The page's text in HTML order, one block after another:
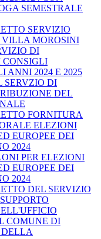
SEMESTRALE
SERVIZIO
MOROSINI
DI
CONSIGLI
ANNI 2024 E 2025
SERVZIO DI
DEL
FORNITURA
ELEZIONI
EUROPEE DEI
2024
PER ELEZIONI
EUROPEE DEI
2024
DEL SERVIZIO
COMUNE DI